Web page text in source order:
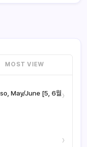
MOST VIEW
May/June [5, 6월›
›